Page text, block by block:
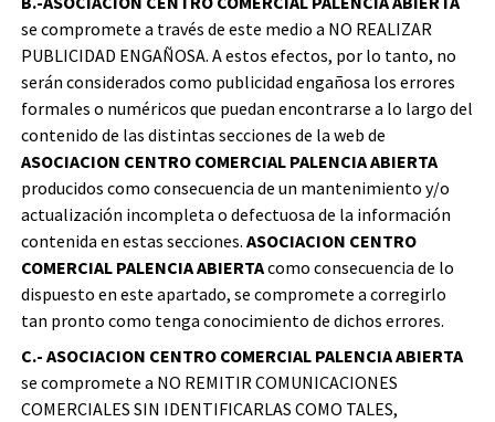
se compromete a través de este medio a NO REALIZAR
PUBLICIDAD ENGAÑOSA. A estos efectos, por lo tanto, no
serán considerados como publicidad engañosa los errores
formales o numéricos que puedan encontrarse a lo largo del
contenido de las distintas secciones de la web de
ASOCIACION CENTRO COMERCIAL PALENCIA ABIERTA
producidos como consecuencia de un mantenimiento y/o
actualización incompleta o defectuosa de la información
contenida en estas secciones. ASOCIACION CENTRO
COMERCIAL PALENCIA ABIERTAcomo consecuencia de lo
dispuesto en este apartado, se compromete a corregirlo
tan pronto como tenga conocimiento de dichos errores.
C.- ASOCIACION CENTRO COMERCIAL PALENCIA ABIERTA
se compromete a NO REMITIR COMUNICACIONES
COMERCIALES SIN IDENTIFICARLAS COMO TALES,